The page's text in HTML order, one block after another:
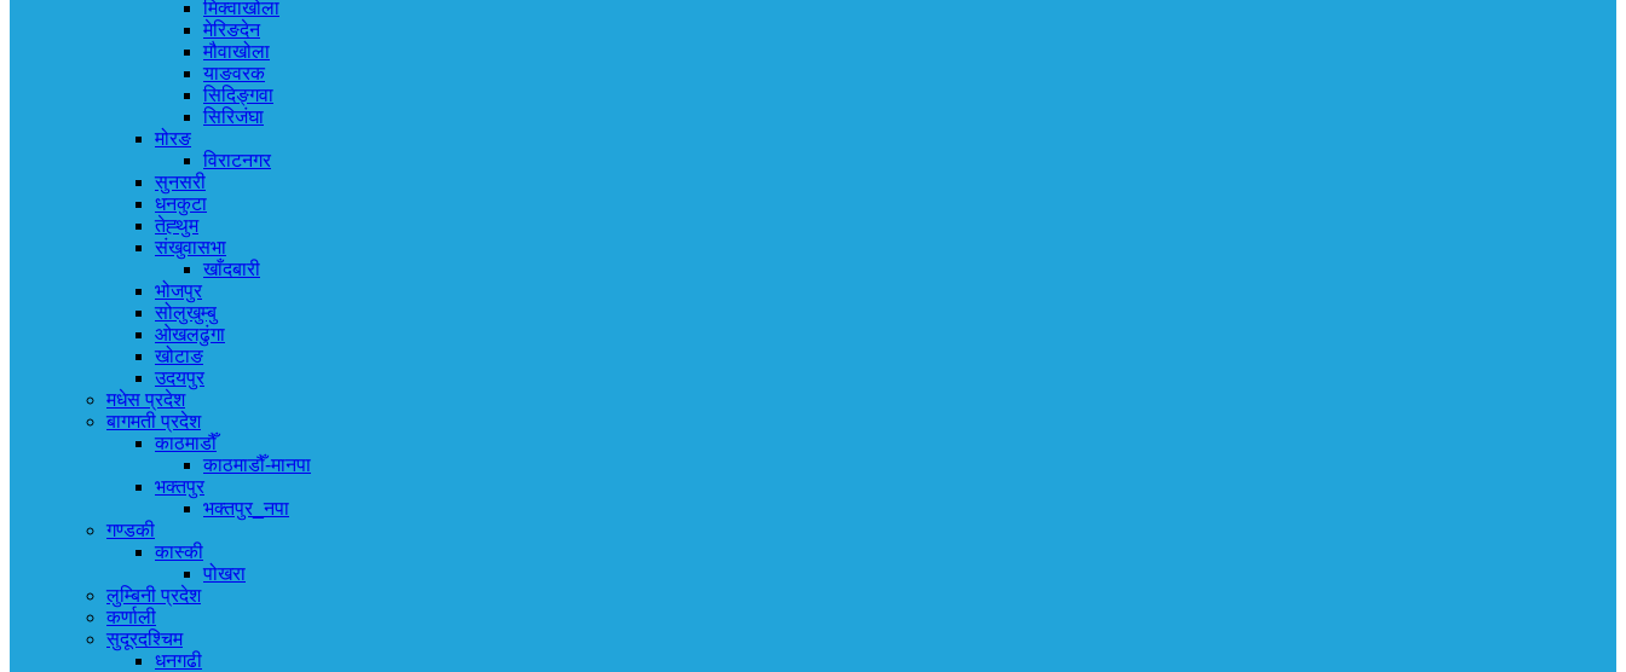
मिक्वाखोला
मेरिङदेन
मौवाखोला
याङवरक
सिदिङ्गवा
सिरिजंघा
मोरङ
विराटनगर
सुनसरी
धनकुटा
तेह्थुम
संखुवासभा
खाँदबारी
भोजपुर
सोलुखुम्बु
ओखलढुंगा
खोटाङ
उदयपुर
मधेस प्रदेश
बागमती प्रदेश
काठमाडौँ
काठमाडौँ-मानपा
भक्तपुर
भक्तपुर_नपा
गण्डकी
कास्की
पोखरा
लुम्बिनी प्रदेश
कर्णाली
सुदूरदश्चिम
धनगढी